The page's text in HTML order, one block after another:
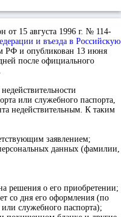
от 15 августа 1996 г. № 114-
и въезда в Российскую
РФ и опубликован 13 июня
после официального
или служебного паспорта,
недействительным. К таким
заявлением;
данных (фамилии,
решения о его приобретении;
со дня его оформления (по
служебного паспорта);